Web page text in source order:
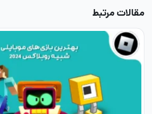
مقالات مرتبط